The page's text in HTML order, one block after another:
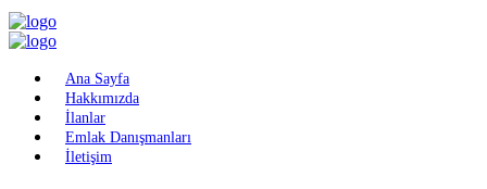
Ana Sayfa
Hakkımızda
İlanlar
Emlak Danışmanları
İletişim